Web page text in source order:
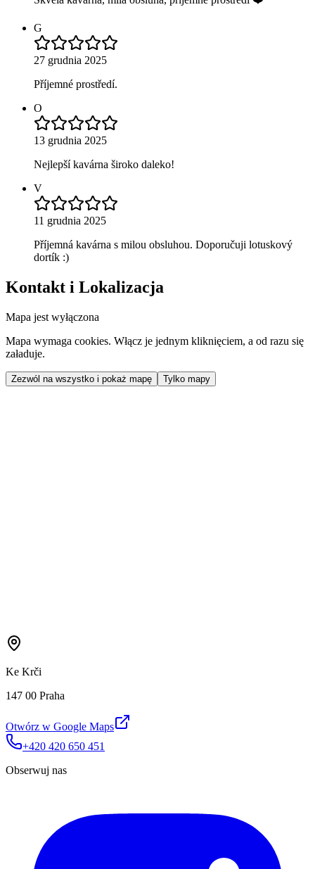
G
27 grudnia 2025
Příjemné prostředí.
O
13 grudnia 2025
Nejlepší kavárna široko daleko!
V
11 grudnia 2025
Příjemná kavárna s milou obsluhou. Doporučuji lotuskový
dortík :)
Kontakt i Lokalizacja
Mapa jest wyłączona
Mapa wymaga cookies. Włącz je jednym kliknięciem, a od razu się
załaduje.
Zezwól na wszystko i pokaż mapę Tylko mapy
Ke Krči
147 00 Praha
Otwórz w Google Maps
+420 420 650 451
Obserwuj nas